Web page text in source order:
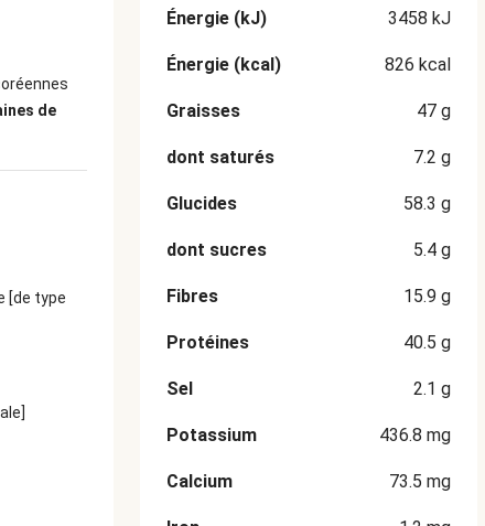
de
[de type
Énergie (kJ) 3458 kJ
Énergie (kcal) 826 kcal
Graisses 47 g
dont saturés 7.2 g
Glucides 58.3 g
dont sucres 5.4 g
Fibres 15.9 g
Protéines 40.5 g
Sel 2.1 g
Potassium 436.8 mg
Calcium 73.5 mg